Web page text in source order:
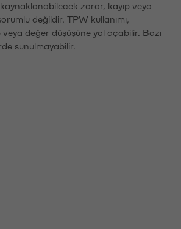
zarar, kayıp veya
değildir. TPW kullanımı,
veya değer düşüşüne yol açabilir. Bazı
sunulmayabilir.